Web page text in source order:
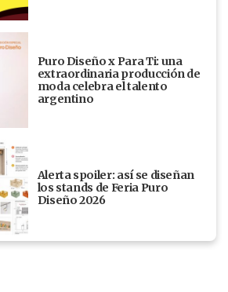
Puro Diseño x Para Ti: una
extraordinaria producción de
moda celebra el talento
argentino
Alerta spoiler: así se diseñan
los stands de Feria Puro
Diseño 2026